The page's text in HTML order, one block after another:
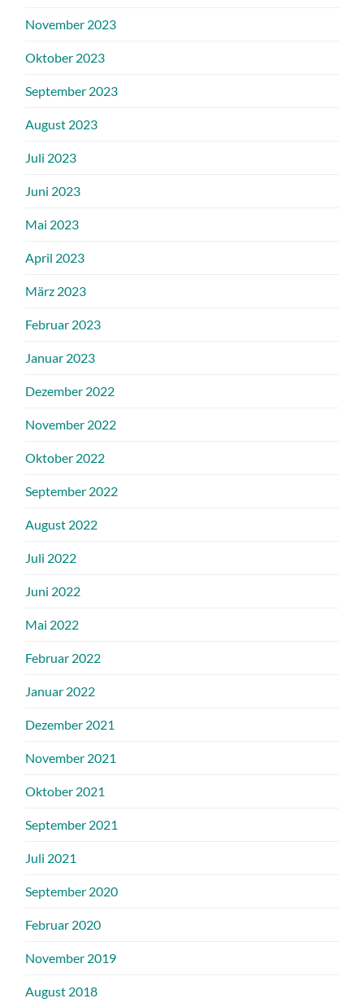
November 2023
Oktober 2023
September 2023
August 2023
Juli 2023
Juni 2023
Mai 2023
April 2023
März 2023
Februar 2023
Januar 2023
Dezember 2022
November 2022
Oktober 2022
September 2022
August 2022
Juli 2022
Juni 2022
Mai 2022
Februar 2022
Januar 2022
Dezember 2021
November 2021
Oktober 2021
September 2021
Juli 2021
September 2020
Februar 2020
November 2019
August 2018